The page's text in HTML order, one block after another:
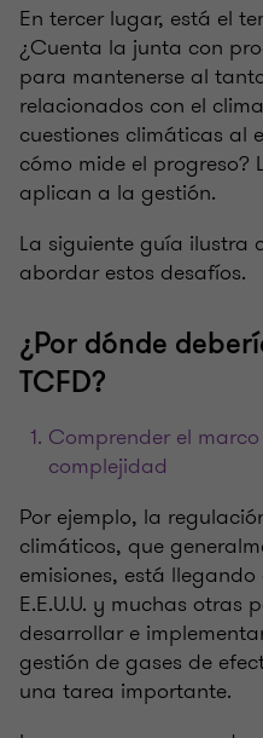
En tercer lugar, está el
¿Cuenta la junta con
para mantenerse al
relacionados con el
cuestiones climáticas al
cómo mide el progreso?
aplican a la gestión.
La siguiente guía ilustra
abordar estos desafíos.
¿Por dónde
TCFD?
Comprender el
complejidad
Por ejemplo, la
climáticos, que
emisiones, está
E.E.U.U. y muchas otras
desarrollar e
gestión de gases de
una tarea importante.